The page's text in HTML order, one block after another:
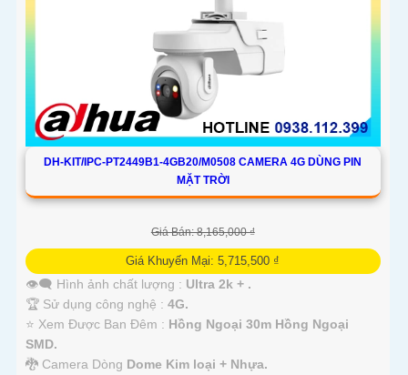
DH-KIT/IPC-PT2449B1-4GB20/M0508 CAMERA 4G DÙNG PIN
MẶT TRỜI
Giá Bán: 8,165,000 ₫
Giá Khuyến Mại: 5,715,500 ₫
👁️‍🗨 Hình ảnh chất lượng : Ultra 2k + .
🏆 Sử dụng công nghệ : 4G.
⭐ Xem Được Ban Đêm : Hồng Ngoại 30m Hồng Ngoại
SMD.
🐉️ Camera Dòng Dome Kim loại + Nhựa.